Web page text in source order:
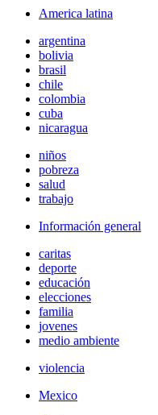
America latina
argentina
bolivia
brasil
chile
colombia
cuba
nicaragua
niños
pobreza
salud
trabajo
Información general
caritas
deporte
educación
elecciones
familia
jovenes
medio ambiente
violencia
Mexico